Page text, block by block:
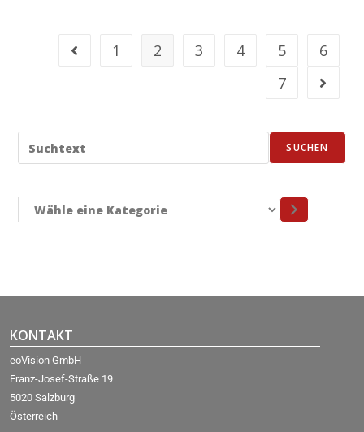
1 2 3 4 5
6
7
SUCHEN
KONTAKT
eoVision GmbH
Franz-Josef-Straße 19
5020 Salzburg
Österreich